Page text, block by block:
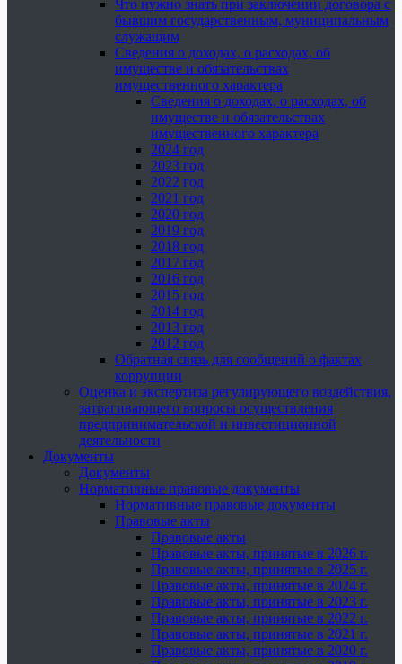
Что нужно знать при заключении договора с
бывшим государственным, муниципальным
служащим
Сведения о доходах, о расходах, об
имуществе и обязательствах
имущественного характера
Сведения о доходах, о расходах, об
имуществе и обязательствах
имущественного характера
2024 год
2023 год
2022 год
2021 год
2020 год
2019 год
2018 год
2017 год
2016 год
2015 год
2014 год
2013 год
2012 год
Обратная связь для сообщений о фактах
коррупции
Оценка и экспертиза регулирующего воздействия,
затрагивающего вопросы осуществления
предпринимательской и инвестиционной
деятельности
Документы
Документы
Нормативные правовые документы
Нормативные правовые документы
Правовые акты
Правовые акты
Правовые акты, принятые в 2026 г.
Правовые акты, принятые в 2025 г.
Правовые акты, принятые в 2024 г.
Правовые акты, принятые в 2023 г.
Правовые акты, принятые в 2022 г.
Правовые акты, принятые в 2021 г.
Правовые акты, принятые в 2020 г.